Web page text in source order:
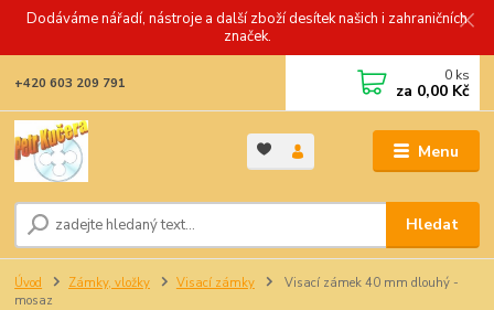
Dodáváme nářadí, nástroje a další zboží desítek našich i zahraničních
značek.
Menu
Hledat
+420 603 209 791 0 ks
za 0,00 Kč
Úvod Zámky, vložky Visací zámky
Visací zámek 40 mm dlouhý -
mosaz